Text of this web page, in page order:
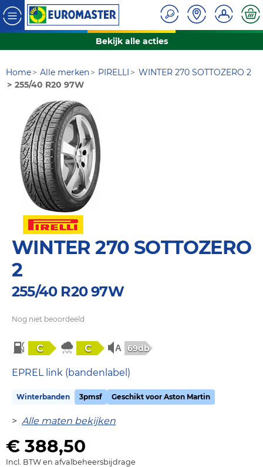
Bekijk alle acties
Home Alle merken PIRELLI
WINTER 270 SOTTOZERO 2
255/40 R20 97W
WINTER 270 SOTTOZERO
2
255/40 R20 97W
Nog niet beoordeeld
C C 69db
EPREL link (bandenlabel)
Winterbanden 3pmsf Geschikt voor Aston Martin
> Alle maten bekijken
€ 388,50
Incl. BTW en afvalbeheersbijdrage